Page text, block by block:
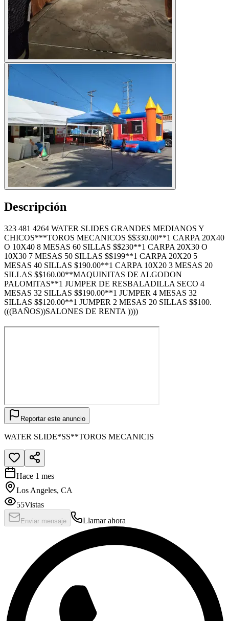
Descripción
323 481 4264 WATER SLIDES GRANDES MEDIANOS Y
CHICOS***TOROS MECANICOS $$330.00**1 CARPA 20X40
O 10X40 8 MESAS 60 SILLAS $$230**1 CARPA 20X30 O
10X30 7 MESAS 50 SILLAS $$199**1 CARPA 20X20 5
MESAS 40 SILLAS $190.00**1 CARPA 10X20 3 MESAS 20
SILLAS $$160.00**MAQUINITAS DE ALGODON
PALOMITAS**1 JUMPER DE RESBALADILLA SECO 4
MESAS 32 SILLAS $$190.00**1 JUMPER 4 MESAS 32
SILLAS $$120.00**1 JUMPER 2 MESAS 20 SILLAS $$100.
(((BAÑOS))SALONES DE RENTA ))))
Reportar este anuncio
WATER SLIDE*SS**TOROS MECANICIS
Hace 1 mes
Los Angeles, CA
55Vistas
Enviar mensaje Llamar ahora